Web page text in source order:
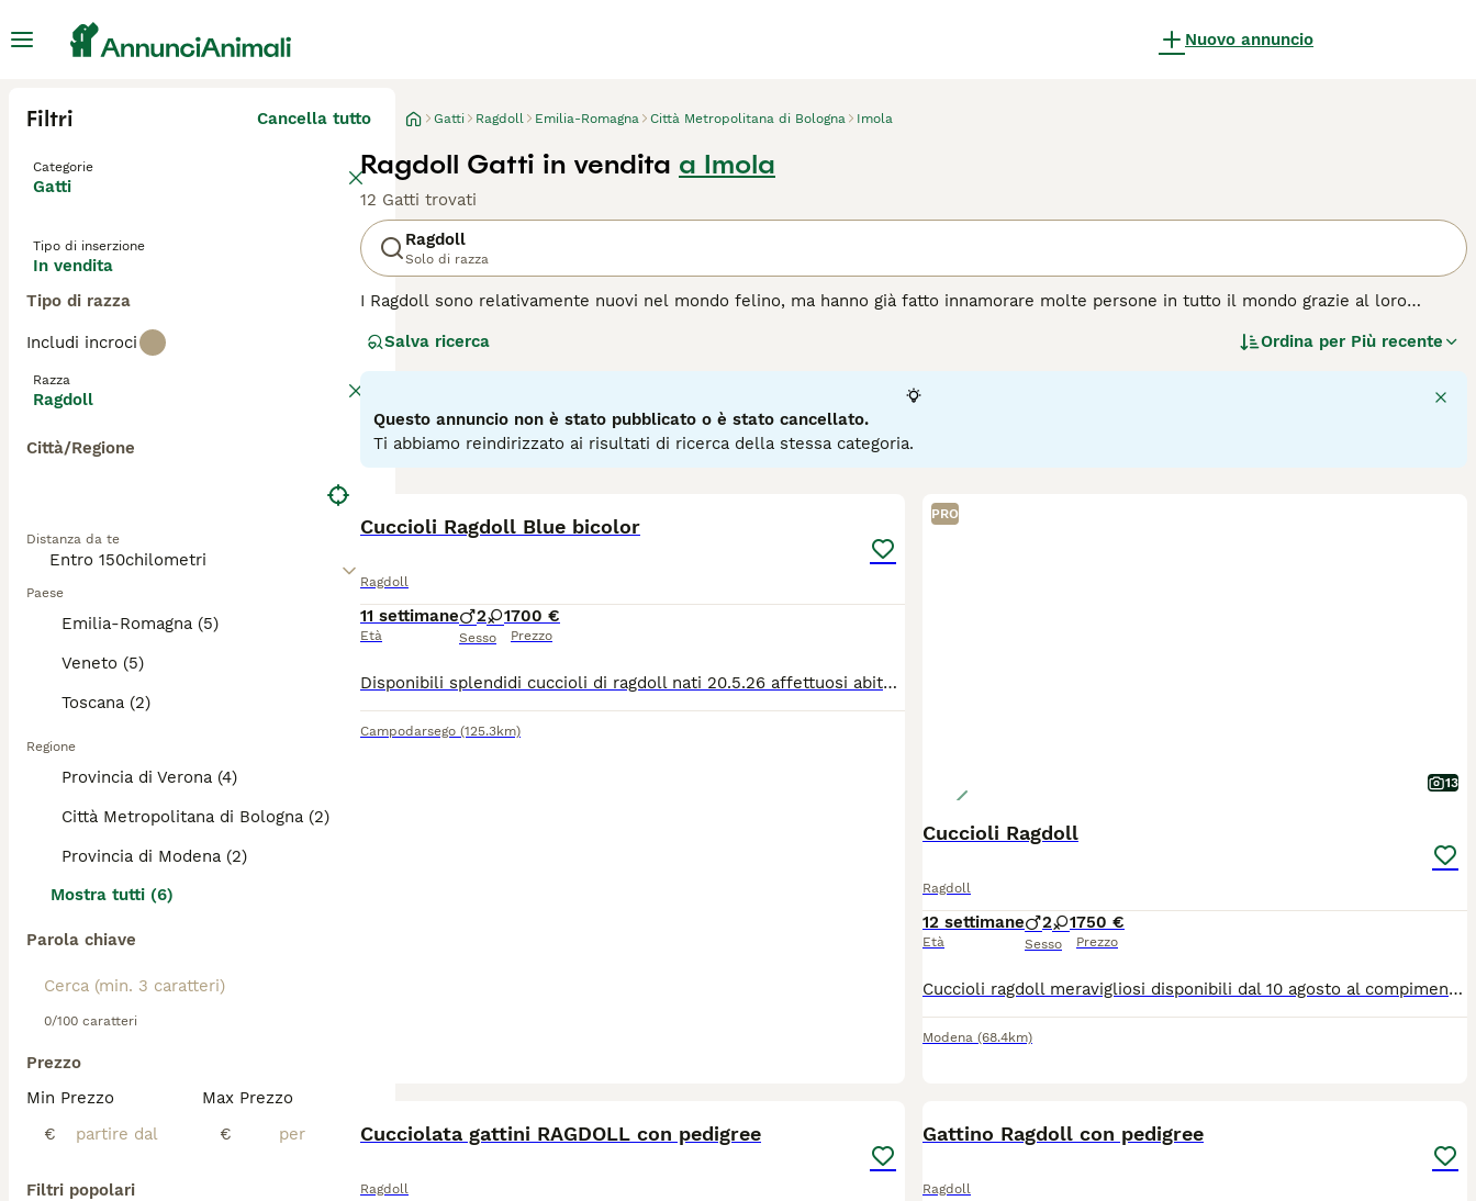
Nuovo annuncio
Filtri Cancella tutto
Categorie
Gatti
Tipo di inserzione
In vendita
Tipo di razza
Includi incroci
Razza
Ragdoll
Città/Regione
Distanza da te
Paese
Emilia-Romagna (5)
Veneto (5)
Toscana (2)
Regione
Provincia di Verona (4)
Città Metropolitana di Bologna (2)
Provincia di Modena (2)
Mostra tutti (6)
Parola chiave
0/100 caratteri
Prezzo
Min Prezzo
€
Max Prezzo
€
Filtri popolari
Gatti Ragdoll Emilia-Romagna Città Metropolitana di Bologna Imola
Ragdoll Gatti in vendita a Imola
12 Gatti trovati
Ragdoll
Solo di razza
I Ragdoll sono relativamente nuovi nel mondo felino, ma hanno già fatto innamorare molte persone in tutto il mondo grazie al loro
occhi azzurri. Questi adorabili animali sono noti per essere molto rilassati ed tranquilli, il che significa che tendono ad andare d'accordo
Leggi la nostra pagina di consigli sul Ragdoll per informazioni su questa razza di gatto.
Salva ricerca Ordina per Più recente
Questo annuncio non è stato pubblicato o è stato cancellato.
Ti abbiamo reindirizzato ai risultati di ricerca della stessa categoria.
Cuccioli Ragdoll Blue bicolor
Ragdoll
11 settimane
Età
2 1
Sesso
700 €
Prezzo
Disponibili splendidi cuccioli di ragdoll nati 20.5.26 affettuosi abituati al contatto con persone. Rimasti solo due maschi e una femmina. Prima vaccinazione inclusa, trattamento antiparassitario effettuato. In ottima salute. Prezzo 700€ Per ulteriori informazioni foto o per fissare una visita contattami in privato
Campodarsego (125.3km)
PRO
13
Cuccioli Ragdoll
Ragdoll
12 settimane
Età
2 1
Sesso
750 €
Prezzo
Cuccioli ragdoll meravigliosi disponibili dal 10 agosto al compimento del terzo mese,saranno sverminati,vaccinati,con i test dei genitori per fiv e felv ,eseguiti anche i controlli per le malattie genetiche HCM e PDK .allevati esclusivamente in famiglia abituati a lettiera e tiragraffi non li cedo a commercianti né allevatori per info scrivetemi pure su whatsapp grazie mille.
Modena (68.4km)
Cucciolata gattini RAGDOLL con pedigree
Ragdoll
Gattino Ragdoll con pedigree
Ragdoll